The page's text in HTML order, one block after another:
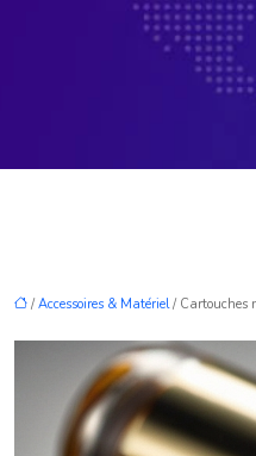
/Accessoires & Matériel/ Cartouches